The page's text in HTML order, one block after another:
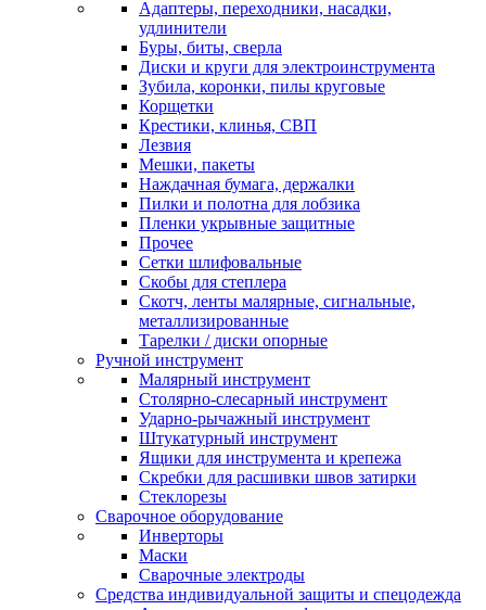
Адаптеры, переходники, насадки,
удлинители
Буры, биты, сверла
Диски и круги для электроинструмента
Зубила, коронки, пилы круговые
Корщетки
Крестики, клинья, СВП
Лезвия
Мешки, пакеты
Наждачная бумага, держалки
Пилки и полотна для лобзика
Пленки укрывные защитные
Прочее
Сетки шлифовальные
Скобы для степлера
Скотч, ленты малярные, сигнальные,
металлизированные
Тарелки / диски опорные
Ручной инструмент
Малярный инструмент
Столярно-слесарный инструмент
Ударно-рычажный инструмент
Штукатурный инструмент
Ящики для инструмента и крепежа
Скребки для расшивки швов затирки
Стеклорезы
Сварочное оборудование
Инверторы
Маски
Сварочные электроды
Средства индивидуальной защиты и спецодежда